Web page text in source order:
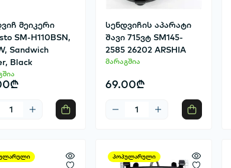
მეიკერი
SM-H110BSN,
Sandwich
Black
სენდვიჩის აპარატი
შავი 715ვტ SM145-
2585 26202 ARSHIA
მარაგშია
69.00₾
პოპულარული